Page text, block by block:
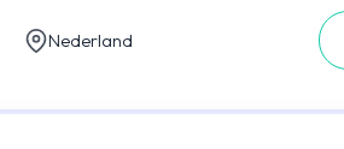
Nederland